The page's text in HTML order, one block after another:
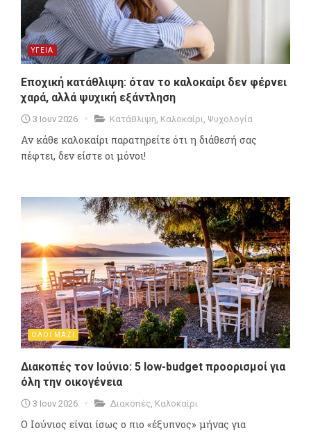
ΥΓΕΙΑ
Εποχική κατάθλιψη: όταν το καλοκαίρι δεν φέρνει
χαρά, αλλά ψυχική εξάντληση
3 Ιουν 2026 Κατάθλιψη, Καλοκαίρι, Ψυχολογία
Αν κάθε καλοκαίρι παρατηρείτε ότι η διάθεσή σας
πέφτει, δεν είστε οι μόνοι!
ΟΛΟΙ ΜΑΖΙ
Διακοπές τον Ιούνιο: 5 low-budget προορισμοί για
όλη την οικογένεια
3 Ιουν 2026 Διακοπές, Καλοκαίρι
Ο Ιούνιος είναι ίσως ο πιο «έξυπνος» μήνας για